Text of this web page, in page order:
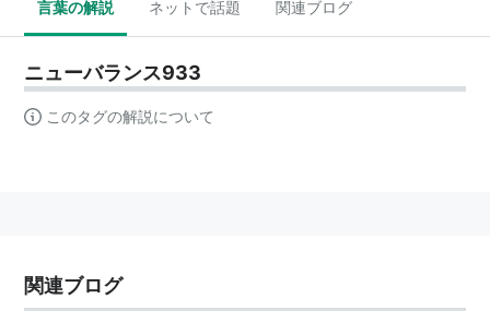
言葉の解説 ネットで話題 関連ブログ
ニューバランス933
このタグの解説について
関連ブログ